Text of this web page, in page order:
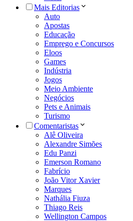
Mais Editorias
Auto
Apostas
Educação
Emprego e Concursos
Eloos
Games
Indústria
Jogos
Meio Ambiente
Negócios
Pets e Animais
Turismo
Comentaristas
Alê Oliveira
Alexandre Simões
Edu Panzi
Emerson Romano
Fabrício
João Vitor Xavier
Marques
Nathália Fiuza
Thiago Reis
Wellington Campos